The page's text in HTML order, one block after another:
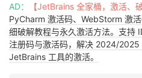
AD： 【JetBrains 全家桶，激活、
PyCharm 激活码、WebStorm 激
细破解教程与永久激活方法。支持
注册码与激活码，解决 2024/
JetBrains 工具的激活。